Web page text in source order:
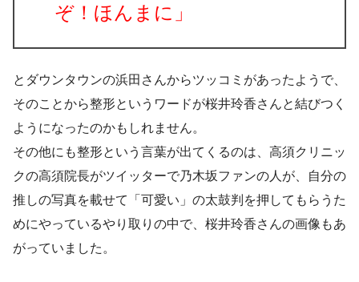
ぞ！ほんまに」
とダウンタウンの浜田さんからツッコミがあったようで、
そのことから整形というワードが桜井玲香さんと結びつく
ようになったのかもしれません。
その他にも整形という言葉が出てくるのは、高須クリニッ
クの高須院長がツイッターで乃木坂ファンの人が、自分の
推しの写真を載せて「可愛い」の太鼓判を押してもらうた
めにやっているやり取りの中で、桜井玲香さんの画像もあ
がっていました。